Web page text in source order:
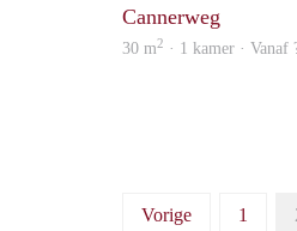
Cannerweg
30 m2 · 1 kamer ·
Vorige 1